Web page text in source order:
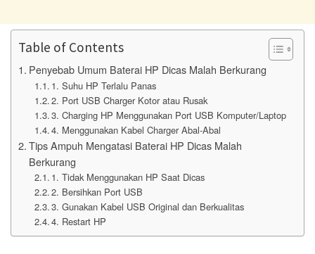
Table of Contents
Penyebab Umum Baterai HP Dicas Malah Berkurang
1. Suhu HP Terlalu Panas
2. Port USB Charger Kotor atau Rusak
3. Charging HP Menggunakan Port USB Komputer/Laptop
4. Menggunakan Kabel Charger Abal-Abal
Tips Ampuh Mengatasi Baterai HP Dicas Malah
Berkurang
1. Tidak Menggunakan HP Saat Dicas
2. Bersihkan Port USB
3. Gunakan Kabel USB Original dan Berkualitas
4. Restart HP